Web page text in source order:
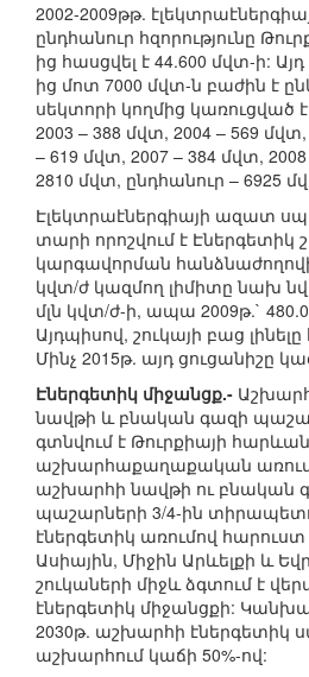
2002-2009թթ.
ընդհանուր հզորությունը
ից հասցվել է 44.600 մվտ-ի:
ից մոտ 7000 մվտ-ն բաժին է
սեկտորի կողմից կառուցված
2003 – 388 մվտ, 2004 – 569
– 619 մվտ, 2007 – 384 մվտ,
2810 մվտ, ընդհանուր – 6925
Էլեկտրաէներգիայի ազատ
տարի որոշվում է Էներգետիկ
կարգավորման հանձնաժողովի
կվտ/ժ կազմող լիմիտը նախ
մլն կվտ/ժ-ի, ապա 2009թ.`
Այդպիսով, շուկայի բաց
Մինչ 2015թ. այդ ցուցանիշը
Էներգետիկ միջանցք.-
նավթի և բնական գազի
գտնվում է Թուրքիայի
աշխարհաքաղաքական
աշխարհի նավթի ու բնական
պաշարների 3/4-ին
էներգետիկ առումով
Ասիային, Միջին Արևելքի և
շուկաների միջև ձգտում է
էներգետիկ միջանցքի:
2030թ. աշխարհի էներգետիկ
աշխարհում կաճի 50%-ով: